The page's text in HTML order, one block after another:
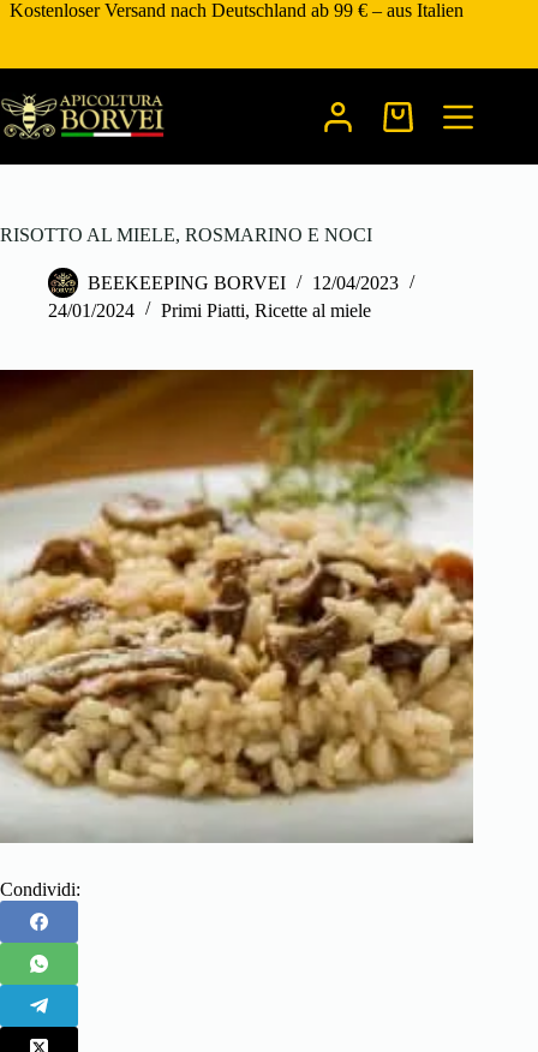
Zum
Kostenloser Versand nach Deutschland ab 99 € – aus Italien
Warenkorb
RISOTTO AL MIELE, ROSMARINO E NOCI
BEEKEEPING BORVEI
12/04/2023
24/01/2024
Primi Piatti, Ricette al miele
Condividi: